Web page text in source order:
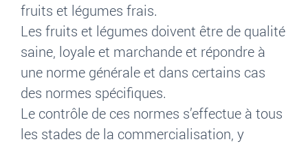
fruits et légumes frais.
Les fruits et légumes doivent être de qualité
saine, loyale et marchande et répondre à
une norme générale et dans certains cas
des normes spécifiques.
Le contrôle de ces normes s’effectue à tous
les stades de la commercialisation, y